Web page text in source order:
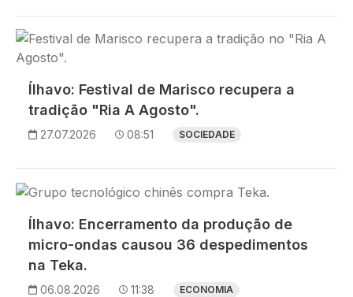
Imagem
Ílhavo: Festival de Marisco recupera a
tradição "Ria A Agosto".
27.07.2026 08:51 SOCIEDADE
Imagem
Ílhavo: Encerramento da produção de
micro-ondas causou 36 despedimentos
na Teka.
06.08.2026 11:38 ECONOMIA